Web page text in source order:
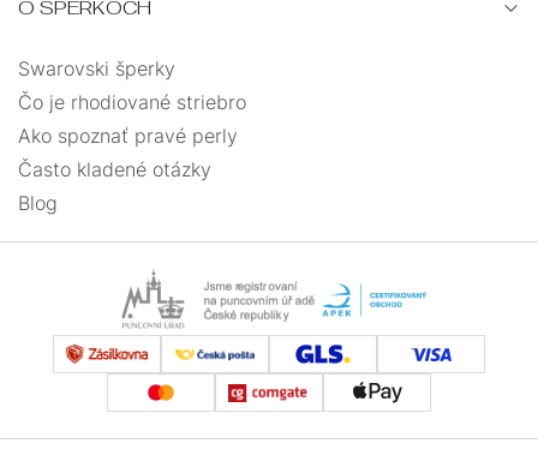
O ŠPERKOCH
Swarovski šperky
Čo je rhodiované striebro
Ako spoznať pravé perly
Často kladené otázky
Blog